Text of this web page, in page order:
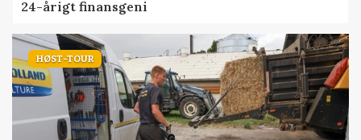
24-årigt finansgeni
HØST-TOUR